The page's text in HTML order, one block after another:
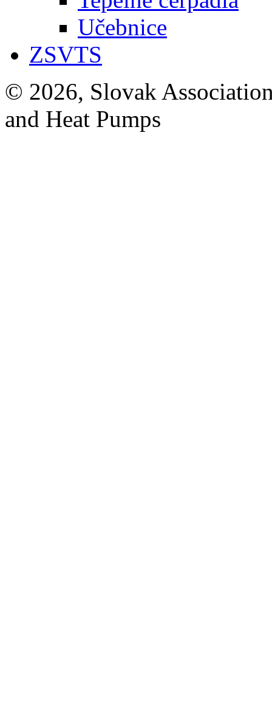
Učebnice
ZSVTS
© 2026, Slovak
and Heat Pumps